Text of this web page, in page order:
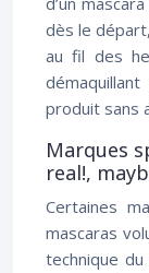
dès le
au fil des
produit sans
Marques
real!,
Certaines
mascaras
technique du